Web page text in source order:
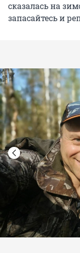
сказалась на
запасайтесь и